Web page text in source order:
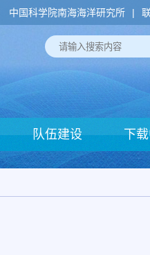
中国科学院南海海洋研究所 |
队伍建设 下